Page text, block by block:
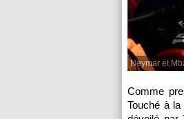
Neymar et
Comme
Touché à